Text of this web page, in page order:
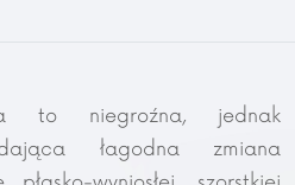
to niegroźna, jednak
łagodna zmiana